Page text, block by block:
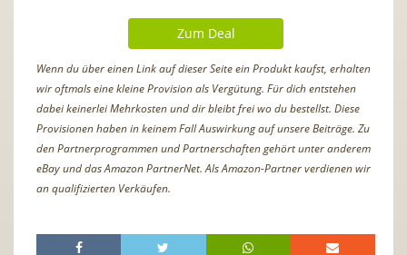
Zum Deal
Wenn du über einen Link auf dieser Seite ein Produkt kaufst, erhalten
wir oftmals eine kleine Provision als Vergütung. Für dich entstehen
dabei keinerlei Mehrkosten und dir bleibt frei wo du bestellst. Diese
Provisionen haben in keinem Fall Auswirkung auf unsere Beiträge. Zu
den Partnerprogrammen und Partnerschaften gehört unter anderem
eBay und das Amazon PartnerNet. Als Amazon-Partner verdienen wir
an qualifizierten Verkäufen.